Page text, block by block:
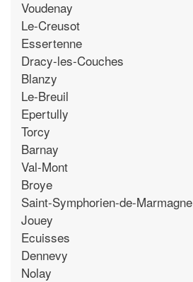
Voudenay
Le-Creusot
Essertenne
Dracy-les-Couches
Blanzy
Le-Breuil
Epertully
Torcy
Barnay
Val-Mont
Broye
Saint-Symphorien-de-Marmagne
Jouey
Ecuisses
Dennevy
Nolay